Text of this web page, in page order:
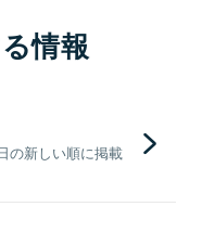
情報
の新しい順に掲載